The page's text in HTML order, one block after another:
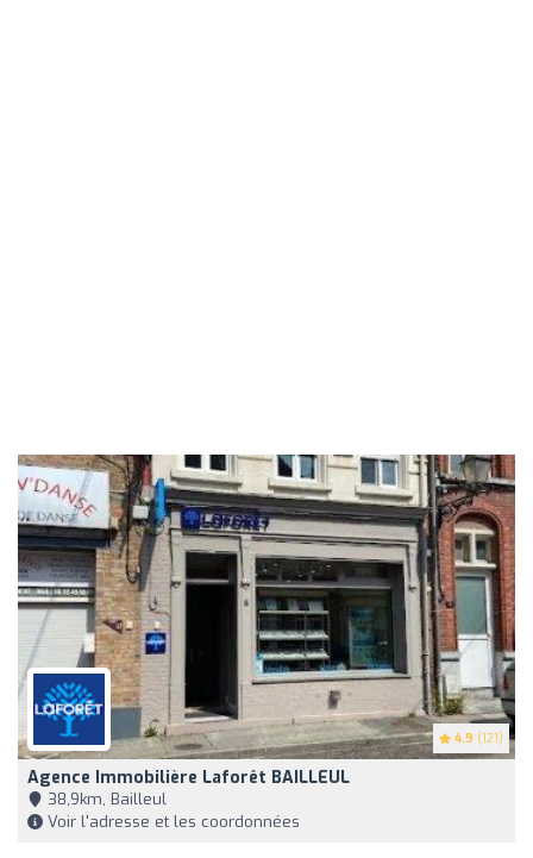
4.9 (121)
Agence Immobilière Laforêt BAILLEUL
38,9km, Bailleul
Voir l'adresse et les coordonnées